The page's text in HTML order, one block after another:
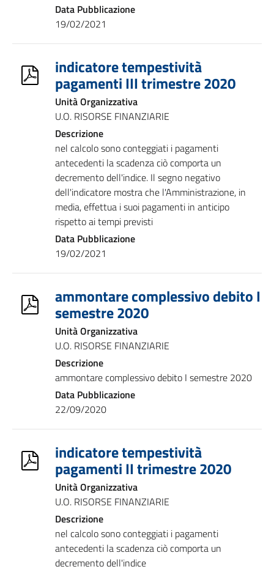
Data Pubblicazione
19/02/2021
indicatore tempestività
pagamenti III trimestre 2020
Unità Organizzativa
U.O. RISORSE FINANZIARIE
Descrizione
nel calcolo sono conteggiati i pagamenti
antecedenti la scadenza ciò comporta un
decremento dell'indice. Il segno negativo
dell'indicatore mostra che l'Amministrazione, in
media, effettua i suoi pagamenti in anticipo
rispetto ai tempi previsti
Data Pubblicazione
19/02/2021
ammontare complessivo debito I
semestre 2020
Unità Organizzativa
U.O. RISORSE FINANZIARIE
Descrizione
ammontare complessivo debito I semestre 2020
Data Pubblicazione
22/09/2020
indicatore tempestività
pagamenti II trimestre 2020
Unità Organizzativa
U.O. RISORSE FINANZIARIE
Descrizione
nel calcolo sono conteggiati i pagamenti
antecedenti la scadenza ciò comporta un
decremento dell'indice